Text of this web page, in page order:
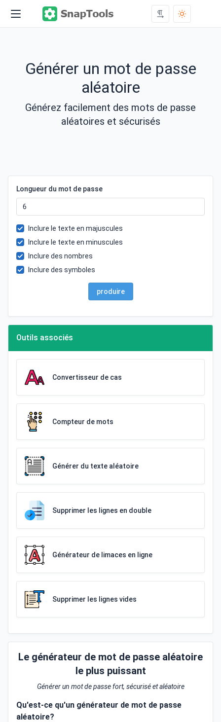
Générer un mot de passe
aléatoire
Générez facilement des mots de passe
aléatoires et sécurisés
Longueur du mot de passe
Inclure le texte en majuscules
Inclure le texte en minuscules
Inclure des nombres
Inclure des symboles
produire
Outils associés
Convertisseur de cas
Compteur de mots
Générer du texte aléatoire
Supprimer les lignes en double
Générateur de limaces en ligne
Supprimer les lignes vides
Le générateur de mot de passe aléatoire
le plus puissant
Générer un mot de passe fort, sécurisé et aléatoire
Qu'est-ce qu'un générateur de mot de passe
aléatoire?